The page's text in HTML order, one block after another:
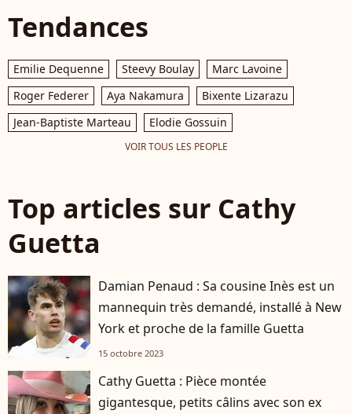
Tendances
Emilie Dequenne Steevy Boulay
Marc Lavoine
Roger Federer
Aya Nakamura
Bixente Lizarazu
Jean-Baptiste Marteau
Elodie Gossuin
VOIR TOUS LES PEOPLE
Top articles sur Cathy
Guetta
Damian Penaud : Sa cousine Inès est un
mannequin très demandé, installé à New
York et proche de la famille Guetta
15 octobre 2023
Cathy Guetta : Pièce montée
gigantesque, petits câlins avec son ex